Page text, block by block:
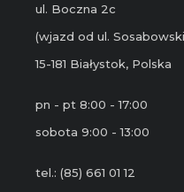
ul. Boczna 2c
(wjazd od ul.
15-181 Białystok, Polska
pn - pt 8:00 - 17:00
sobota 9:00 - 13:00
tel.: (85) 661 01 12